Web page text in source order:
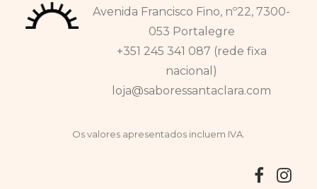
Avenida Francisco Fino, nº22, 7300-
053 Portalegre
+351 245 341 087 (rede fixa
nacional)
loja@saboressantaclara.com
Os valores apresentados incluem IVA.